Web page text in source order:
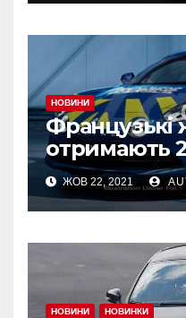
НОВИНИ
отримають
Alpine A110
порядку
ЖОВ 22, 2021
НОВИНИ НОВИНКИ